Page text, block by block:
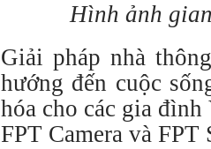
Hình ảnh
Giải pháp nhà
hướng đến cuộc
hóa cho các gia
FPT Camera và FPT